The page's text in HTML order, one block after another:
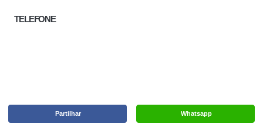
TELEFONE
Whatsapp
Partilhar